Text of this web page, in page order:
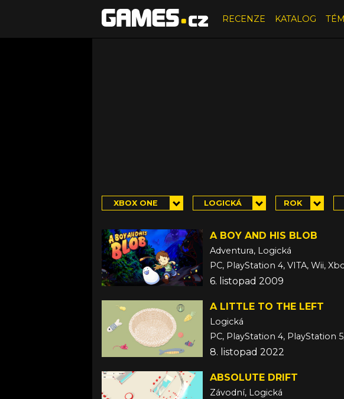
RECENZE KATALOG
XBOX ONE LOGICKÁ ROK
A BOY AND HIS BLOB
Adventura, Logická
PC, PlayStation 4, VITA, Wii,
6. listopad 2009
A LITTLE TO THE LEFT
Logická
PC, PlayStation 4, PlayStation
8. listopad 2022
ABSOLUTE DRIFT
Závodní, Logická